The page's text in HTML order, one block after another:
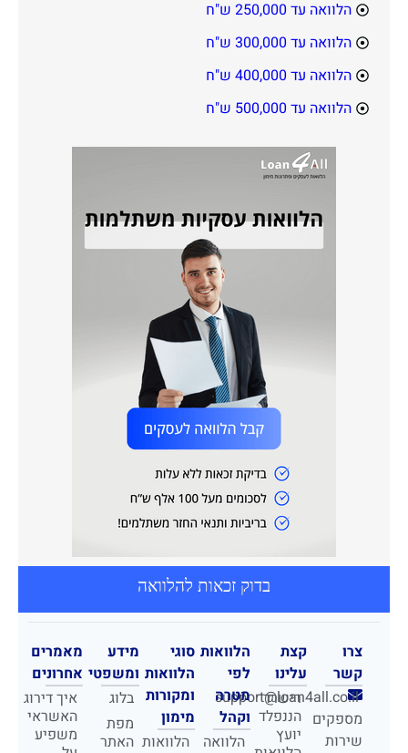
הלוואה עד 250,000 ש"ח
הלוואה עד 300,000 ש"ח
הלוואה עד 400,000 ש"ח
הלוואה עד 500,000 ש"ח
בדוק זכאות להלוואה
צרו
קשר
support@loan4all.co.il
מספקים
שירות
קצת
עלינו
רישרד
הננפלד
יועץ
הלוואות
לפי
מטרה
וקהל
הלוואה
סוגי
הלוואות
ומקורות
מימון
הלוואות
מידע
ומשפטי
בלוג
מפת
האתר
מאמרים
אחרונים
איך דירוג
האשראי
משפיע